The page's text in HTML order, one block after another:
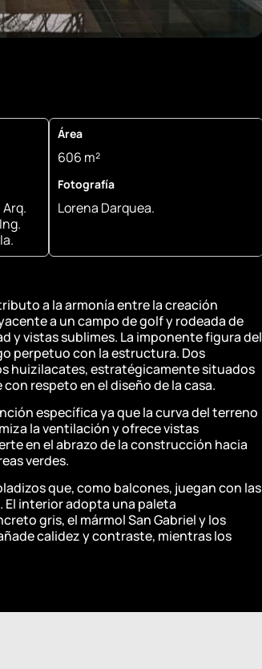
Área
606 m²
Fotografía
Lorena Darquea.
a la armonía entre la creación
a un campo de golf y rodeada de
y vistas sublimes. La imponente figura del
perpetuo con la estructura. Dos
huizilacates, estratégicamente situados
respeto en el diseño de la casa.
específica ya que la curva del terreno
la ventilación y ofrece vistas
en el abrazo de la construcción hacia
verdes.
que, como balcones, juegan con las
interior adopta una paleta
gris, el mármol San Gabriel y los
calidez y contraste, mientras los